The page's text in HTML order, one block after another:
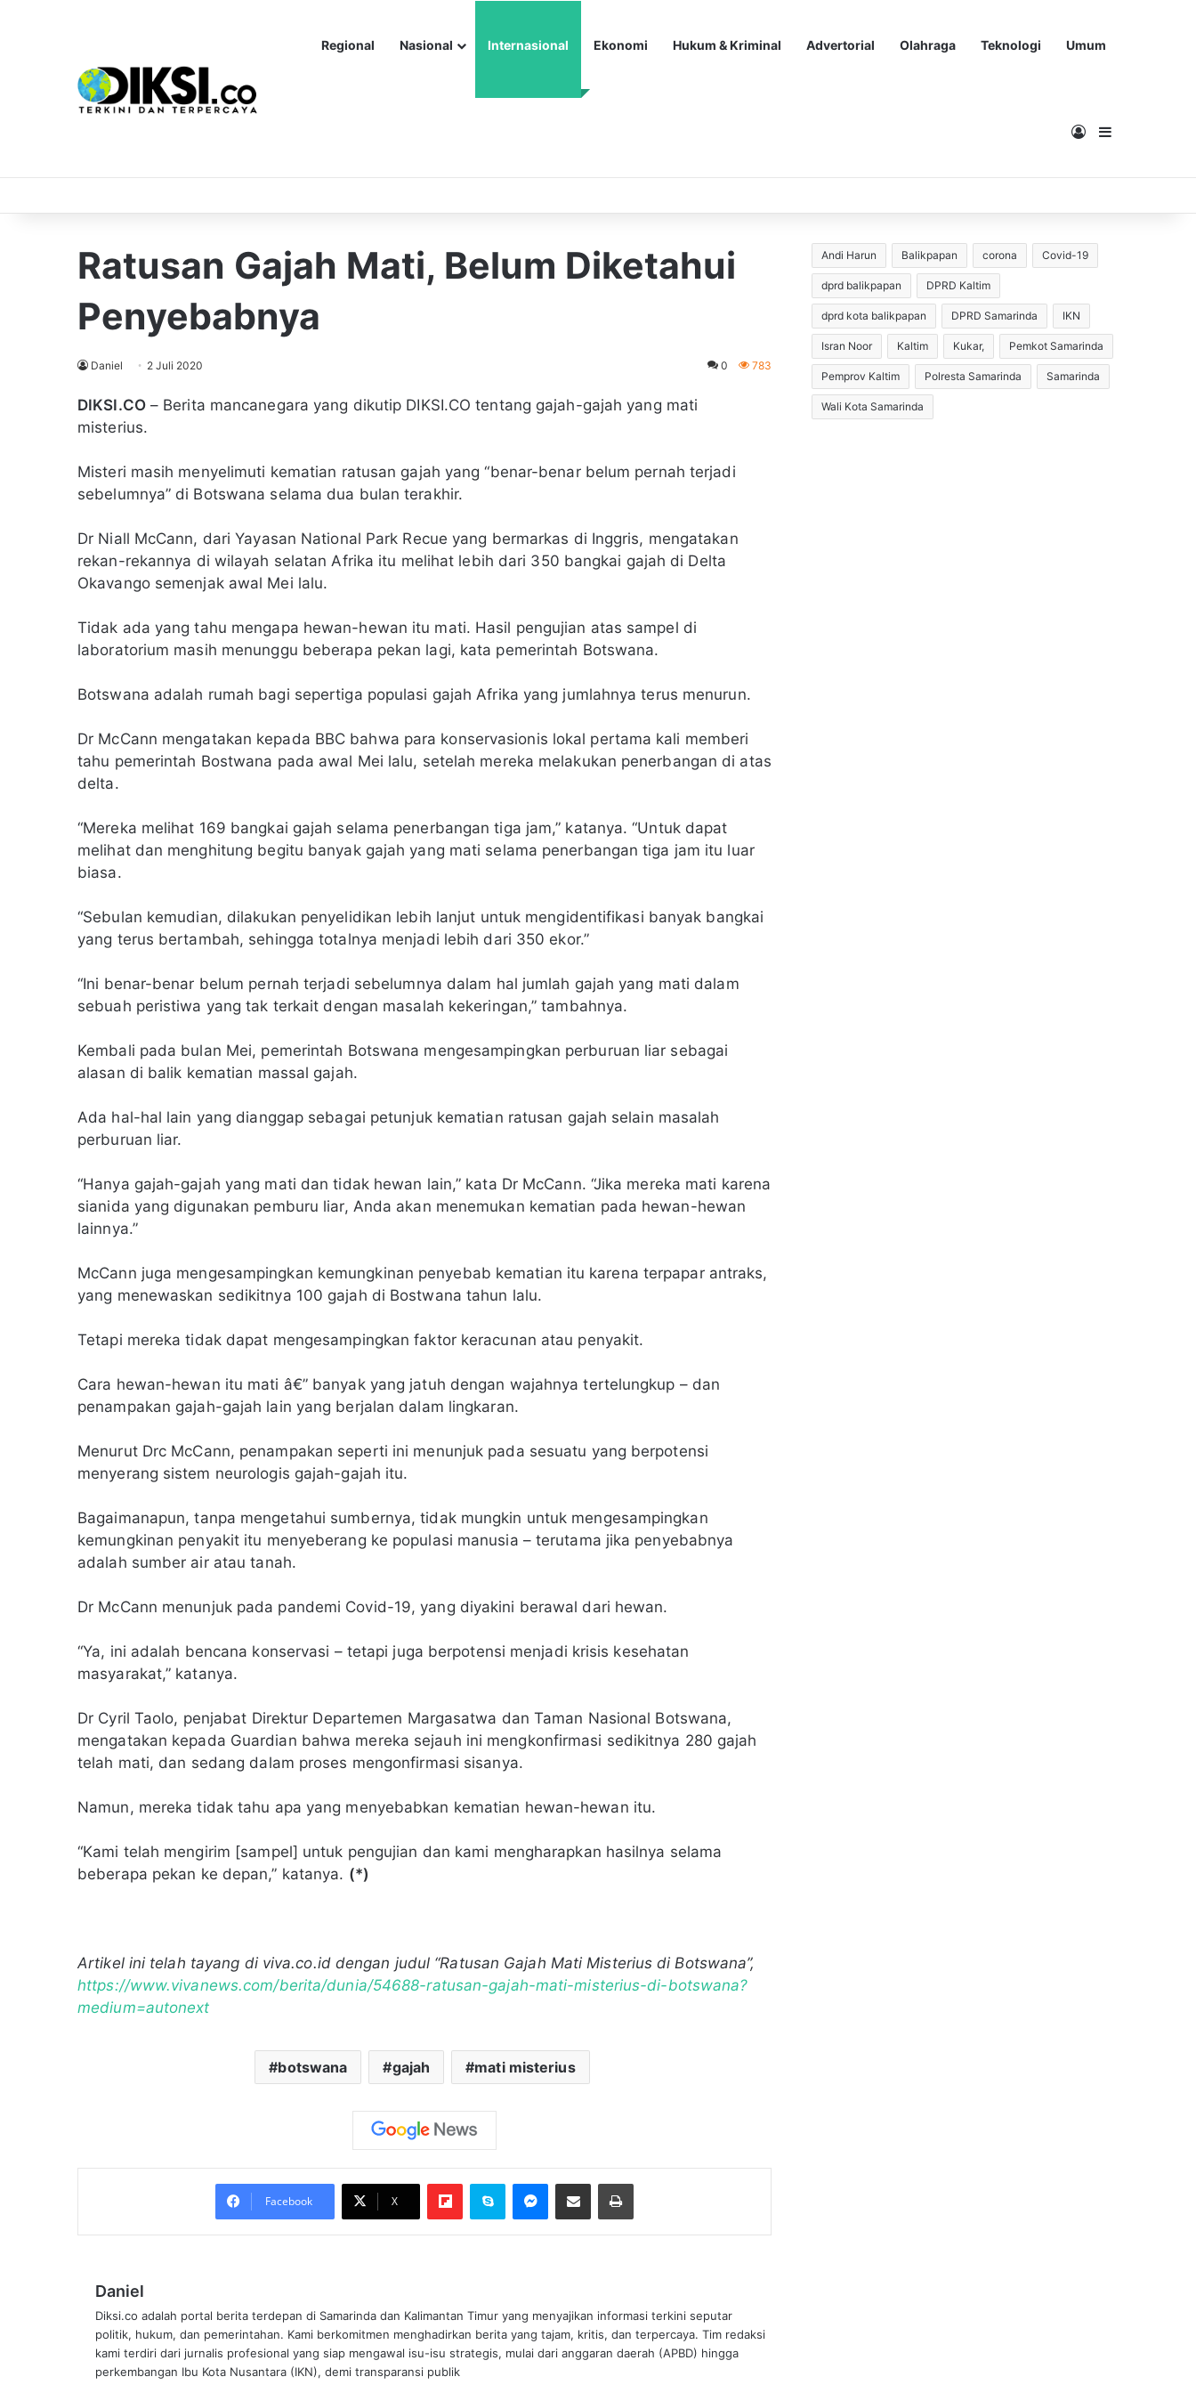
Regional Nasional Internasional Ekonomi Hukum & Kriminal Advertorial Olahraga Teknologi Umum
Masuk
Ratusan Gajah Mati, Belum Diketahui
Penyebabnya
Daniel 2 Juli 2020 0 783
DIKSI.CO– Berita mancanegara yang dikutip DIKSI.CO tentang gajah-gajah yang mati
misterius.
Misteri masih menyelimuti kematian ratusan gajah yang “benar-benar belum pernah terjadi
sebelumnya” di Botswana selama dua bulan terakhir.
Dr Niall McCann, dari Yayasan National Park Recue yang bermarkas di Inggris, mengatakan
rekan-rekannya di wilayah selatan Afrika itu melihat lebih dari 350 bangkai gajah di Delta
Okavango semenjak awal Mei lalu.
Tidak ada yang tahu mengapa hewan-hewan itu mati. Hasil pengujian atas sampel di
laboratorium masih menunggu beberapa pekan lagi, kata pemerintah Botswana.
Botswana adalah rumah bagi sepertiga populasi gajah Afrika yang jumlahnya terus menurun.
Dr McCann mengatakan kepada BBC bahwa para konservasionis lokal pertama kali memberi
tahu pemerintah Bostwana pada awal Mei lalu, setelah mereka melakukan penerbangan di atas
delta.
“Mereka melihat 169 bangkai gajah selama penerbangan tiga jam,” katanya. “Untuk dapat
melihat dan menghitung begitu banyak gajah yang mati selama penerbangan tiga jam itu luar
biasa.
“Sebulan kemudian, dilakukan penyelidikan lebih lanjut untuk mengidentifikasi banyak bangkai
yang terus bertambah, sehingga totalnya menjadi lebih dari 350 ekor.”
“Ini benar-benar belum pernah terjadi sebelumnya dalam hal jumlah gajah yang mati dalam
sebuah peristiwa yang tak terkait dengan masalah kekeringan,” tambahnya.
Kembali pada bulan Mei, pemerintah Botswana mengesampingkan perburuan liar sebagai
alasan di balik kematian massal gajah.
Ada hal-hal lain yang dianggap sebagai petunjuk kematian ratusan gajah selain masalah
perburuan liar.
“Hanya gajah-gajah yang mati dan tidak hewan lain,” kata Dr McCann. “Jika mereka mati karena
sianida yang digunakan pemburu liar, Anda akan menemukan kematian pada hewan-hewan
lainnya.”
McCann juga mengesampingkan kemungkinan penyebab kematian itu karena terpapar antraks,
yang menewaskan sedikitnya 100 gajah di Bostwana tahun lalu.
Tetapi mereka tidak dapat mengesampingkan faktor keracunan atau penyakit.
Cara hewan-hewan itu mati â€” banyak yang jatuh dengan wajahnya tertelungkup – dan
penampakan gajah-gajah lain yang berjalan dalam lingkaran.
Menurut Drc McCann, penampakan seperti ini menunjuk pada sesuatu yang berpotensi
menyerang sistem neurologis gajah-gajah itu.
Bagaimanapun, tanpa mengetahui sumbernya, tidak mungkin untuk mengesampingkan
kemungkinan penyakit itu menyeberang ke populasi manusia – terutama jika penyebabnya
adalah sumber air atau tanah.
Dr McCann menunjuk pada pandemi Covid-19, yang diyakini berawal dari hewan.
“Ya, ini adalah bencana konservasi – tetapi juga berpotensi menjadi krisis kesehatan
masyarakat,” katanya.
Dr Cyril Taolo, penjabat Direktur Departemen Margasatwa dan Taman Nasional Botswana,
mengatakan kepada Guardian bahwa mereka sejauh ini mengkonfirmasi sedikitnya 280 gajah
telah mati, dan sedang dalam proses mengonfirmasi sisanya.
Namun, mereka tidak tahu apa yang menyebabkan kematian hewan-hewan itu.
“Kami telah mengirim [sampel] untuk pengujian dan kami mengharapkan hasilnya selama
beberapa pekan ke depan,” katanya. (*)
Artikel ini telah tayang di viva.co.id dengan judul “Ratusan Gajah Mati Misterius di Botswana”,
https://www.vivanews.com/berita/dunia/54688-ratusan-gajah-mati-misterius-di-botswana?
medium=autonext
botswana gajah mati misterius
Facebook X
Daniel
Diksi.co adalah portal berita terdepan di Samarinda dan Kalimantan Timur yang menyajikan informasi terkini seputar
politik, hukum, dan pemerintahan. Kami berkomitmen menghadirkan berita yang tajam, kritis, dan terpercaya. Tim redaksi
kami terdiri dari jurnalis profesional yang siap mengawal isu-isu strategis, mulai dari anggaran daerah (APBD) hingga
perkembangan Ibu Kota Nusantara (IKN), demi transparansi publik
Andi Harun Balikpapan corona Covid-19
dprd balikpapan DPRD Kaltim
dprd kota balikpapan DPRD Samarinda IKN
Isran Noor Kaltim Kukar, Pemkot Samarinda
Pemprov Kaltim Polresta Samarinda Samarinda
Wali Kota Samarinda